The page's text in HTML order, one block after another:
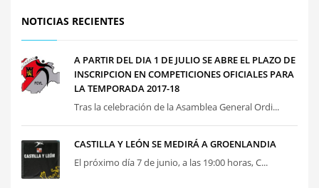
NOTICIAS RECIENTES
A PARTIR DEL DIA 1 DE JULIO SE ABRE EL PLAZO DE
INSCRIPCION EN COMPETICIONES OFICIALES PARA
LA TEMPORADA 2017-18
Tras la celebración de la Asamblea General Ordi...
CASTILLA Y LEÓN SE MEDIRÁ A GROENLANDIA
El próximo día 7 de junio, a las 19:00 horas, C...